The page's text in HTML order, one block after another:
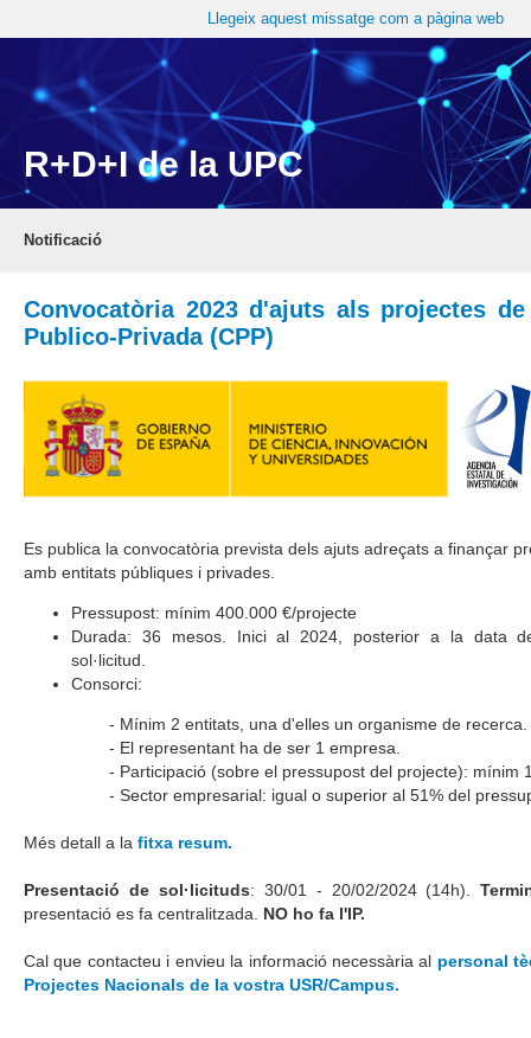
Llegeix aquest missatge com a pàgina web
R+D+I de la UPC
Notificació
Convocatòria 2023 d'ajuts als projectes de
Publico-Privada (CPP)
Es publica la convocatòria prevista dels ajuts adreçats a finançar
amb entitats públiques i privades.
Pressupost: mínim 400.000 €/projecte
Durada: 36 mesos. Inici al 2024, posterior a la data
sol·licitud.
Consorci:
- Mínim 2 entitats, una d'elles un organisme de recerca.
- El representant ha de ser 1 empresa.
- Participació (sobre el pressupost del projecte): mínim
- Sector empresarial: igual o superior al 51% del
Més detall a la fitxa resum.
Presentació de sol·licituds: 30/01 - 20/02/2024 (14h).
presentació es fa centralitzada. NO ho fa l'IP.
Cal que contacteu i envieu la informació necessària al personal
Projectes Nacionals de la vostra USR/Campus.